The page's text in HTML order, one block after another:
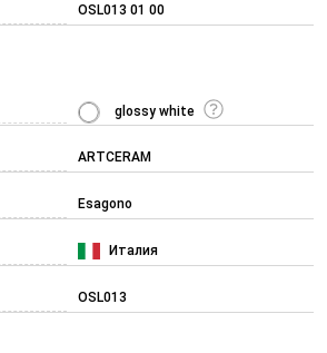
OSL013 01 00
glossy white
ARTCERAM
Esagono
Италия
OSL013